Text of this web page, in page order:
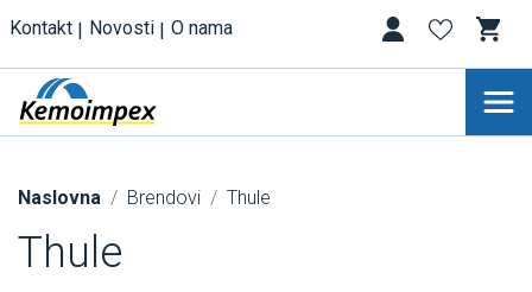
Kontakt Novosti O nama
Naslovna Brendovi Thule
Thule